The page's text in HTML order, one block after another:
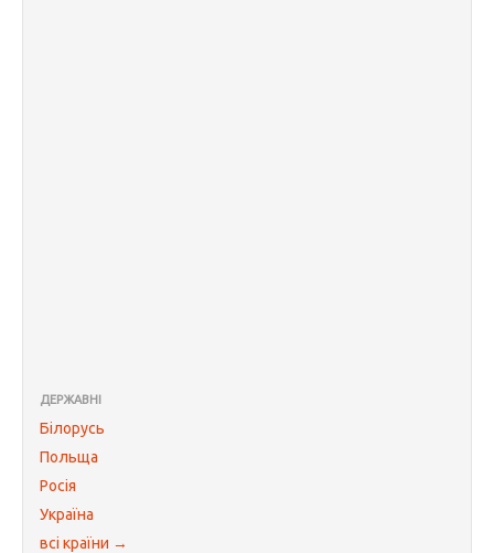
ДЕРЖАВНІ
Білорусь
Польща
Росія
Україна
всі країни →